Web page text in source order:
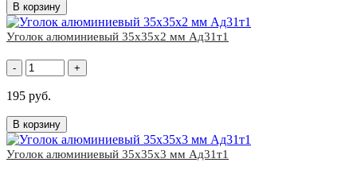
В корзину
Уголок алюминиевый 35x35х2 мм Ад31т1
- +
195 руб.
В корзину
Уголок алюминиевый 35x35х3 мм Ад31т1